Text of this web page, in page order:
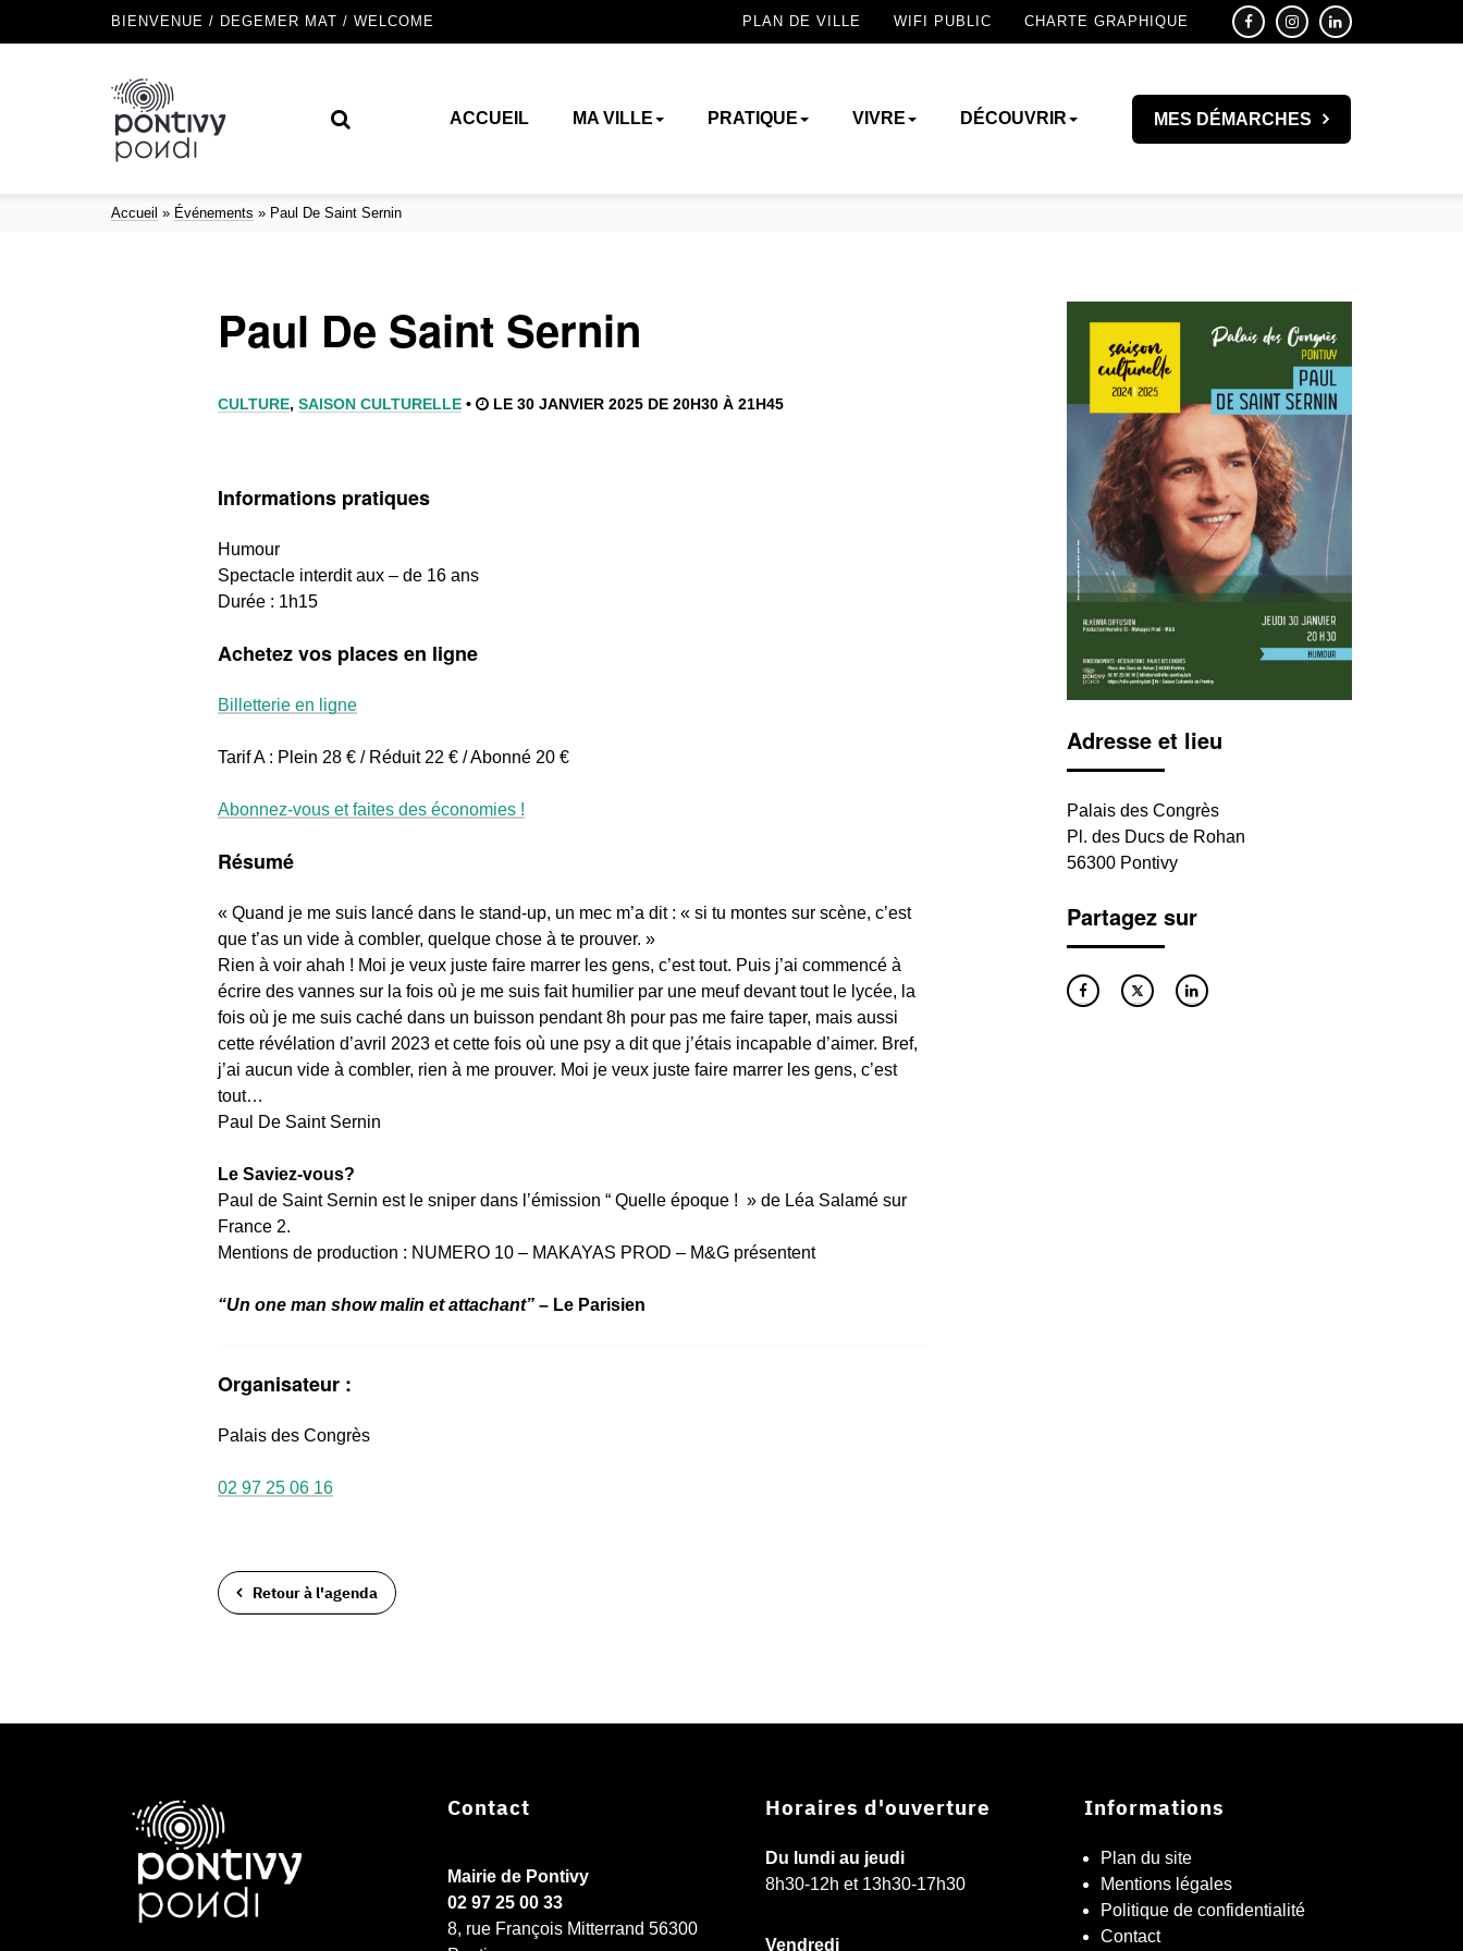
BIENVENUE / DEGEMER MAT / WELCOME PLAN DE VILLE WIFI PUBLIC CHARTE GRAPHIQUE
ACCUEIL MA VILLE PRATIQUE VIVRE DÉCOUVRIR MES DÉMARCHES
Accueil » Événements » Paul De Saint Sernin
Paul De Saint Sernin
CULTURE, SAISON CULTURELLE• LE 30 JANVIER 2025 DE 20H30 À 21H45
Informations pratiques
Humour
Spectacle interdit aux – de 16 ans
Durée : 1h15
Achetez vos places en ligne
Billetterie en ligne
Tarif A : Plein 28 € / Réduit 22 € / Abonné 20 €
Abonnez-vous et faites des économies !
Résumé
« Quand je me suis lancé dans le stand-up, un mec m’a dit : « si tu montes sur scène, c’est
que t’as un vide à combler, quelque chose à te prouver. »
Rien à voir ahah ! Moi je veux juste faire marrer les gens, c’est tout. Puis j’ai commencé à
écrire des vannes sur la fois où je me suis fait humilier par une meuf devant tout le lycée, la
fois où je me suis caché dans un buisson pendant 8h pour pas me faire taper, mais aussi
cette révélation d’avril 2023 et cette fois où une psy a dit que j’étais incapable d’aimer. Bref,
j’ai aucun vide à combler, rien à me prouver. Moi je veux juste faire marrer les gens, c’est
tout…
Paul De Saint Sernin
Le Saviez-vous?
Paul de Saint Sernin est le sniper dans l’émission “ Quelle époque ! » de Léa Salamé sur
France 2.
Mentions de production : NUMERO 10 – MAKAYAS PROD – M&G présentent
“Un one man show malin et attachant”– Le Parisien
Organisateur :
Palais des Congrès
02 97 25 06 16
Retour à l'agenda
Adresse et lieu
Palais des Congrès
Pl. des Ducs de Rohan
56300 Pontivy
Partagez sur
Contact
Mairie de Pontivy
02 97 25 00 33
8, rue François Mitterrand 56300
Horaires d'ouverture
Du lundi au jeudi
8h30-12h et 13h30-17h30
Vendredi
Informations
Plan du site
Mentions légales
Politique de confidentialité
Contact